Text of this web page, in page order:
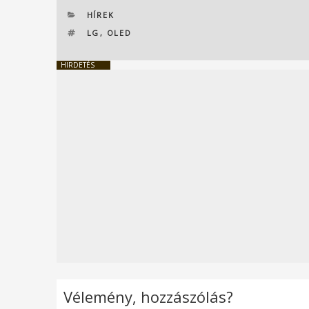
KATEGÓRIÁK
HÍREK
CÍMKÉK
LG , OLED
HIRDETÉS
Vélemény, hozzászólás?